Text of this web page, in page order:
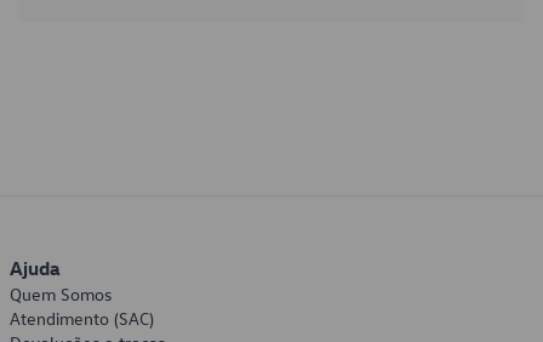
Ajuda
Quem Somos
Atendimento (SAC)